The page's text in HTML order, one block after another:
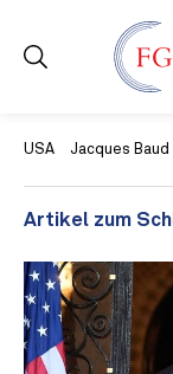
USA Jacques Baud
Artikel zum